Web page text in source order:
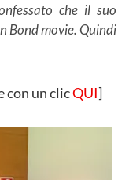
che il suo
Bond movie. Quindi
con un clicQUI]